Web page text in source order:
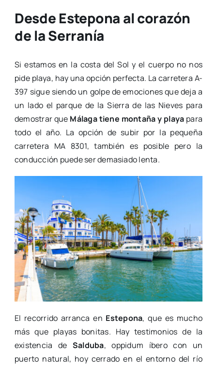
Desde Estepona al corazón
de la Serranía
Si estamos en la costa del Sol y el cuerpo no nos
pide playa, hay una opción perfecta. La carretera A-
397 sigue siendo un golpe de emociones que deja a
un lado el parque de la Sierra de las Nieves para
demostrar que Málaga tiene montaña y playa para
todo el año. La opción de subir por la pequeña
carretera MA 8301, también es posible pero la
conducción puede ser demasiado lenta.
El recorrido arranca en Estepona, que es mucho
más que playas bonitas. Hay testimonios de la
existencia de Salduba, oppidum íbero con un
puerto natural, hoy cerrado en el entorno del río